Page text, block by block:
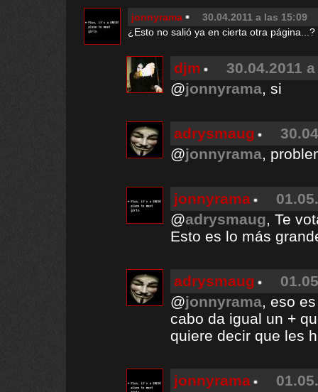
jonnyrama
30.04.2011 a las 15:09
¿Esto no salió ya en cierta otra página...?
djm
30.04.2011
@jonnyrama, si
adrysmaug
@jonnyrama,
jonnyrama
@adrysmaug, Te
Esto es lo más
adrysmaug
@jonnyrama, eso
cabo da igual un +
quiere decir que les
jonnyrama